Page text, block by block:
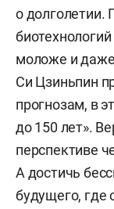
о долголетии.
моложе и
Си Цзиньпин
прогнозам, в
до 150 лет».
перспективе
А достичь
будущего,